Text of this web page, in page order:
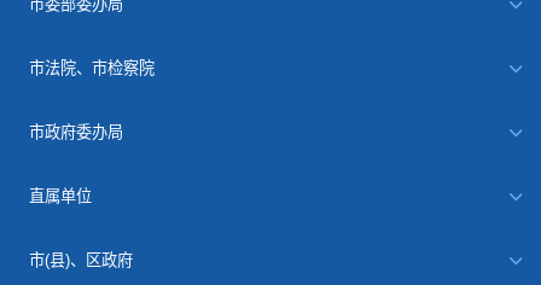
市委部委办局
市法院、市检察院
市政府委办局
直属单位
市(县)、区政府